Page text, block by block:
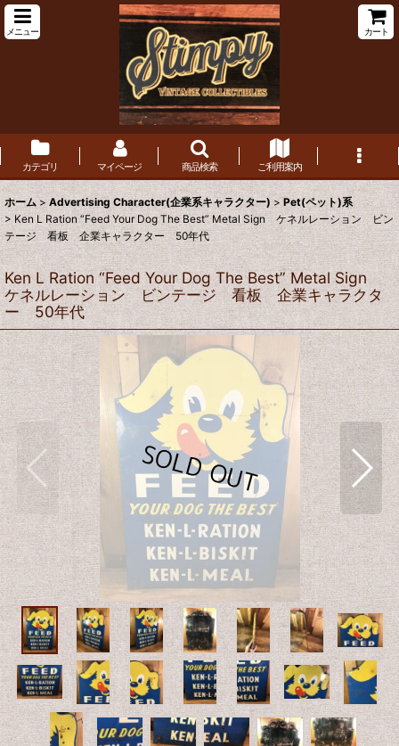
メニュー カート
カテゴリ マイページ 商品検索 ご利用案内
ホーム > Advertising Character(企業系キャラクター) > Pet(ペット)系
> Ken L Ration “Feed Your Dog The Best” Metal Sign ケネルレーション ビン
テージ 看板 企業キャラクター 50年代
Ken L Ration “Feed Your Dog The Best” Metal Sign
ケネルレーション ビンテージ 看板 企業キャラクタ
ー 50年代